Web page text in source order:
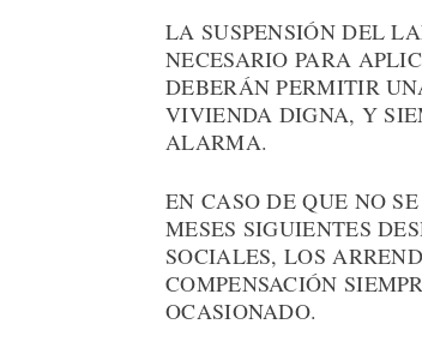
LA SUSPENSIÓN DEL
NECESARIO PARA
DEBERÁN PERMITIR
VIVIENDA DIGNA, Y
ALARMA.
EN CASO DE QUE NO
MESES SIGUIENTES
SOCIALES, LOS
COMPENSACIÓN
OCASIONADO.